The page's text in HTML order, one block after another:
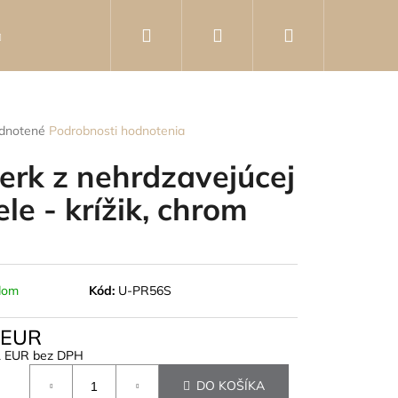
Poradca Kontakty
Prihlásenie
Podrobnosti hodnotenia
z nehrdzavejúcej
- krížik, chrom
Kód: U-PR56S
EUR bez DPH
DO KOŠÍKA
KOVOVÁ BROŠŇA V